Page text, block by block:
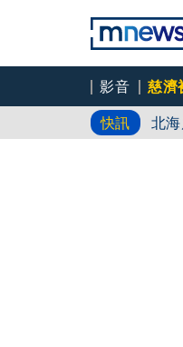
影音 慈濟
快訊
北
滿